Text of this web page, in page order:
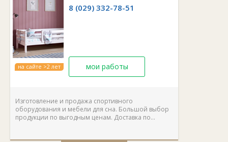
на сайте >2 лет
8 (029) 332-78-51
мои работы
Изготовление и продажа спортивного
оборудования и мебели для сна. Большой выбор
продукции по выгодным ценам. Доставка по...